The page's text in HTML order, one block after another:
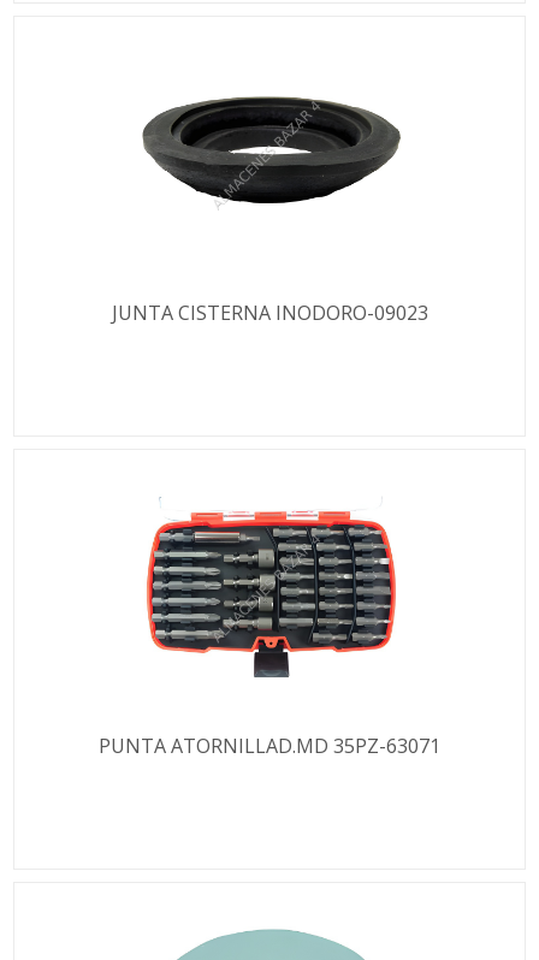
JUNTA CISTERNA INODORO-09023
PUNTA ATORNILLAD.MD 35PZ-63071